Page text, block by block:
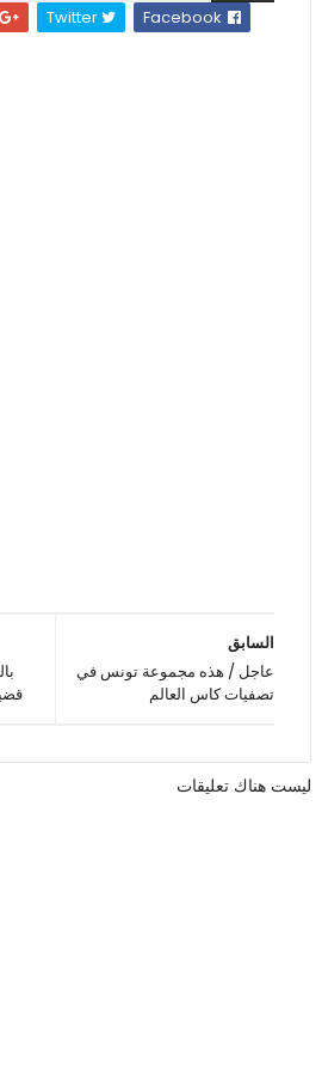
Twitter
السابق
عاجل / هذه مجموعة تونس في
تصفيات كاس العالم
ليست هناك تعليقات